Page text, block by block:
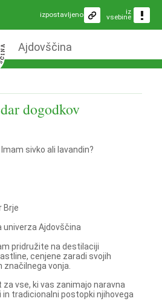
iz
vsebine
izpostavljeno
Ajdovščina
dogodkov
sivko ali lavandin?
Brje
univerza Ajdovščina
pridružite na destilaciji
cenjene zaradi svojih
značilnega vonja.
za vse, ki vas zanimajo naravna
tradicionalni postopki njihovega